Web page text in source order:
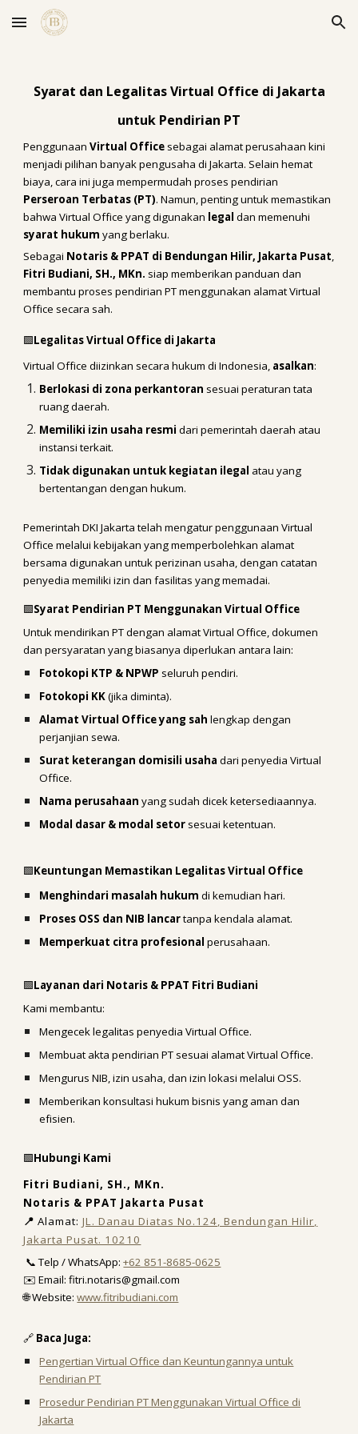
Skip to main content Skip to navigation
Syarat dan Legalitas Virtual Office di Jakarta
untuk Pendirian PT
PenggunaanVirtual Office sebagai alamat perusahaan kini
menjadi pilihan banyak pengusaha di Jakarta. Selain hemat
biaya, cara ini juga mempermudah proses pendirian
Perseroan Terbatas (PT). Namun, penting untuk memastikan
bahwa Virtual Office yang digunakan legal dan memenuhi
syarat hukum yang berlaku.
Sebagai Notaris & PPAT di Bendungan Hilir, Jakarta Pusat,
Fitri Budiani, SH., MKn. siap memberikan panduan dan
membantu proses pendirian PT menggunakan alamat Virtual
Office secara sah.
🟩Legalitas Virtual Office di Jakarta
Virtual Office diizinkan secara hukum di Indonesia, asalkan:
Berlokasi di zona perkantoran sesuai peraturan tata
ruang daerah.
Memiliki izin usaha resmi dari pemerintah daerah atau
instansi terkait.
Tidak digunakan untuk kegiatan ilegal atau yang
bertentangan dengan hukum.
Pemerintah DKI Jakarta telah mengatur penggunaan Virtual
Office melalui kebijakan yang memperbolehkan alamat
bersama digunakan untuk perizinan usaha, dengan catatan
penyedia memiliki izin dan fasilitas yang memadai.
🟩Syarat Pendirian PT Menggunakan Virtual Office
Untuk mendirikan PT dengan alamat Virtual Office, dokumen
dan persyaratan yang biasanya diperlukan antara lain:
Fotokopi KTP & NPWP seluruh pendiri.
Fotokopi KK(jika diminta).
Alamat Virtual Office yang sah lengkap dengan
perjanjian sewa.
Surat keterangan domisili usaha dari penyedia Virtual
Office.
Nama perusahaan yang sudah dicek ketersediaannya.
Modal dasar & modal setor sesuai ketentuan.
🟩Keuntungan Memastikan Legalitas Virtual Office
Menghindari masalah hukum di kemudian hari.
Proses OSS dan NIB lancartanpa kendala alamat.
Memperkuat citra profesional perusahaan.
🟩Layanan dari Notaris & PPAT Fitri Budiani
Kami membantu:
Mengecek legalitas penyedia Virtual Office.
Membuat akta pendirian PT sesuai alamat Virtual Office.
Mengurus NIB, izin usaha, dan izin lokasi melalui OSS.
Memberikan konsultasi hukum bisnis yang aman dan
efisien.
🟩Hubungi Kami
Fitri Budiani, SH., MKn.
Notaris & PPAT Jakarta Pusat
📍 Alamat: JL. Danau Diatas No.124, Bendungan Hilir,
Jakarta Pusat. 10210
📞 Telp / WhatsApp:+62 851-8685-0625
✉️ Email: fitri.notaris@gmail.com
🌐 Website:www.fitribudiani.com
🔗 Baca Juga:
Pengertian Virtual Office dan Keuntungannya untuk
Pendirian PT
Prosedur Pendirian PT Menggunakan Virtual Office di
Jakarta